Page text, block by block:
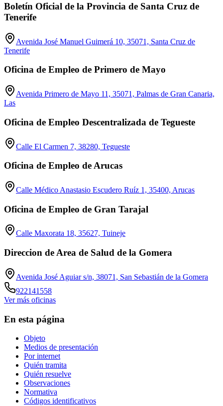
Boletín Oficial de la Provincia de Santa Cruz de
Tenerife
Avenida José Manuel Guimerá 10, 35071, Santa Cruz de
Tenerife
Oficina de Empleo de Primero de Mayo
Avenida Primero de Mayo 11, 35071, Palmas de Gran Canaria,
Las
Oficina de Empleo Descentralizada de Tegueste
Calle El Carmen 7, 38280, Tegueste
Oficina de Empleo de Arucas
Calle Médico Anastasio Escudero Ruíz 1, 35400, Arucas
Oficina de Empleo de Gran Tarajal
Calle Maxorata 18, 35627, Tuineje
Direccion de Area de Salud de la Gomera
Avenida José Aguiar s/n, 38071, San Sebastián de la Gomera
922141558
Ver más oficinas
En esta página
Objeto
Medios de presentación
Por internet
Quién tramita
Quién resuelve
Observaciones
Normativa
Códigos identificativos